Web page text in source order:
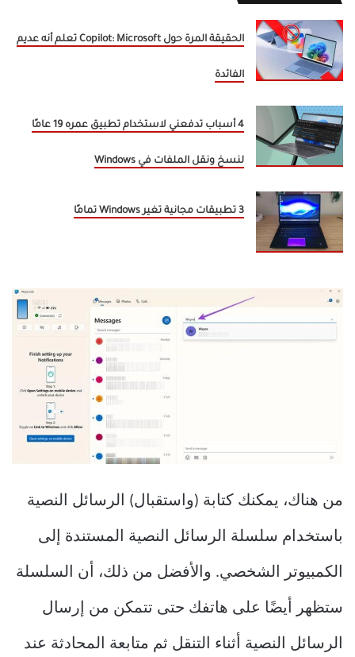
الحقيقة المرة حول Copilot: Microsoft تعلم أنه عديم
الفائدة
4 أسباب تدفعني لاستخدام تطبيق عمره 19 عامًا
لنسخ ونقل الملفات في Windows
3 تطبيقات مجانية تغير Windows تمامًا
من هناك، يمكنك كتابة (واستقبال) الرسائل النصية
باستخدام سلسلة الرسائل النصية المستندة إلى
الكمبيوتر الشخصي. والأفضل من ذلك، أن السلسلة
ستظهر أيضًا على هاتفك حتى تتمكن من إرسال
الرسائل النصية أثناء التنقل ثم متابعة المحادثة عند